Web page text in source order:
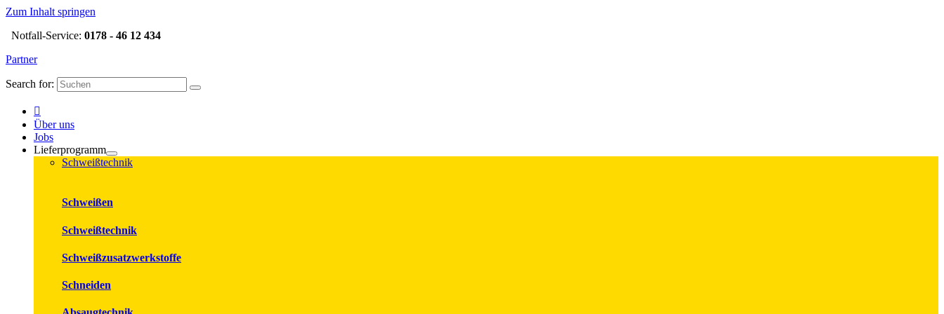
Zum Inhalt springen
Notfall-Service: 0178 - 46 12 434
Partner
Search for:
Über uns
Jobs
Lieferprogramm
Schweißtechnik
Schweißen
Schweißtechnik
Schweißzusatzwerkstoffe
Schneiden